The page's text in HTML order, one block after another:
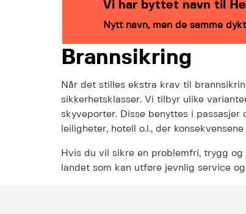
Vi har byttet navn til
Nytt navn, men de samme
Brannsikring
Når det stilles ekstra krav til
sikkerhetsklasser. Vi tilbyr ulike
skyveporter. Disse benyttes i passasjer
leiligheter, hotell o.l., der
Hvis du vil sikre en problemfri, trygg
landet som kan utføre jevnlig service